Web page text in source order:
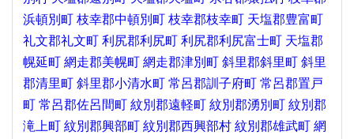
浜頓別町 枝幸郡中頓別町 枝幸郡枝幸町 天塩郡豊富町
礼文郡礼文町 利尻郡利尻町 利尻郡利尻富士町 天塩郡
幌延町 網走郡美幌町 網走郡津別町 斜里郡斜里町 斜里
郡清里町 斜里郡小清水町 常呂郡訓子府町 常呂郡置戸
町 常呂郡佐呂間町 紋別郡遠軽町 紋別郡湧別町 紋別郡
滝上町 紋別郡興部町 紋別郡西興部村 紋別郡雄武町 網